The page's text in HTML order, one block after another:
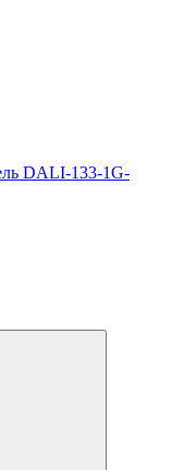
DALI-133-1G-